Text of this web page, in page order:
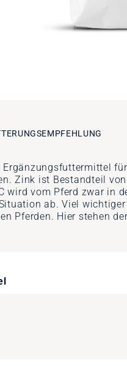
Ergänzungsfuttermittel
Zink ist Bestandteil
wird vom Pferd zwar in
ab. Viel
Pferden. Hier stehen